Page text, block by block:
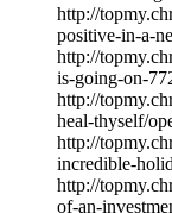
http://
positive-in-a-
http://
is-going-on-
http://
heal-thyself/
http://
incredible-
http://
of-an-